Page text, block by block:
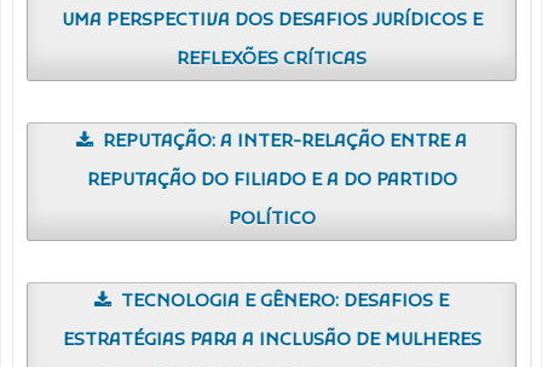
UMA PERSPECTIVA DOS DESAFIOS JURÍDICOS E
REFLEXÕES CRÍTICAS
REPUTAÇÃO: A INTER-RELAÇÃO ENTRE A
REPUTAÇÃO DO FILIADO E A DO PARTIDO
POLÍTICO
TECNOLOGIA E GÊNERO: DESAFIOS E
ESTRATÉGIAS PARA A INCLUSÃO DE MULHERES